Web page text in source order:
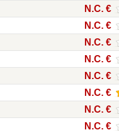
N.C. €
N.C. €
N.C. €
N.C. €
N.C. €
N.C. €
N.C. €
N.C. €